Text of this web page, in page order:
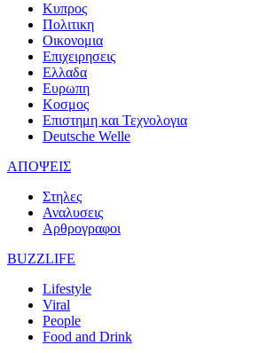
Κυπρος
Πολιτικη
Οικονομια
Επιχειρησεις
Ελλαδα
Ευρωπη
Κοσμος
Επιστημη και Τεχνολογια
Deutsche Welle
ΑΠΟΨΕΙΣ
Στηλες
Αναλυσεις
Αρθρογραφοι
BUZZLIFE
Lifestyle
Viral
People
Food and Drink